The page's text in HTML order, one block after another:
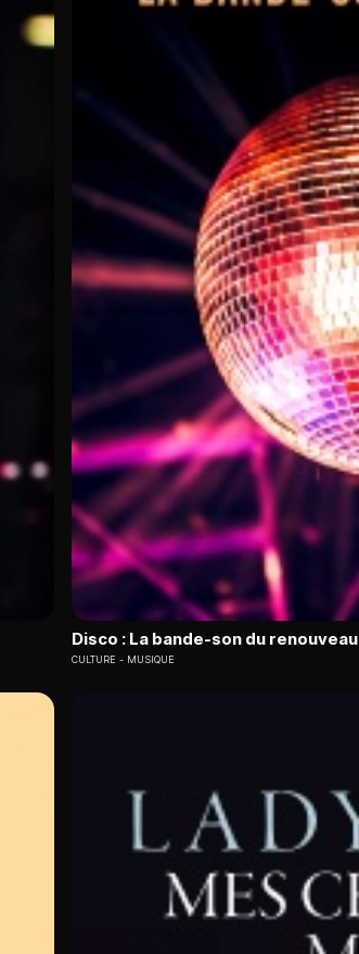
Disco : La bande-son du renouveau
CULTURE MUSIQUE